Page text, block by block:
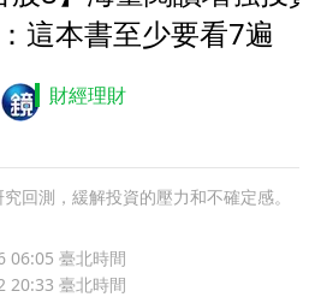
這本書至少要看7遍
財經理財
回測，緩解投資的壓力和不確定感。
06:05 臺北時間
20:33 臺北時間